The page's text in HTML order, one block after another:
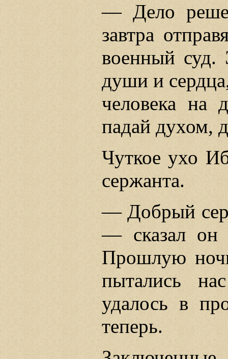
— Дело
завтра
военный суд.
души и
человека на
падай духом,
Чуткое ухо
сержанта.
— Добрый
— сказал он
Прошлую
пытались
удалось в
теперь.